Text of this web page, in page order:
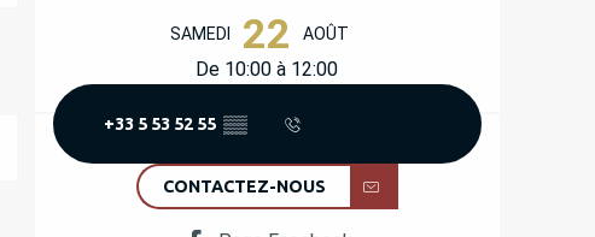
OUVERTURE ET
SAMEDI 22 AOÛT
De 10:00 à 12:00
+33 5 53 52 55 ▒▒
CONTACTEZ-NOUS